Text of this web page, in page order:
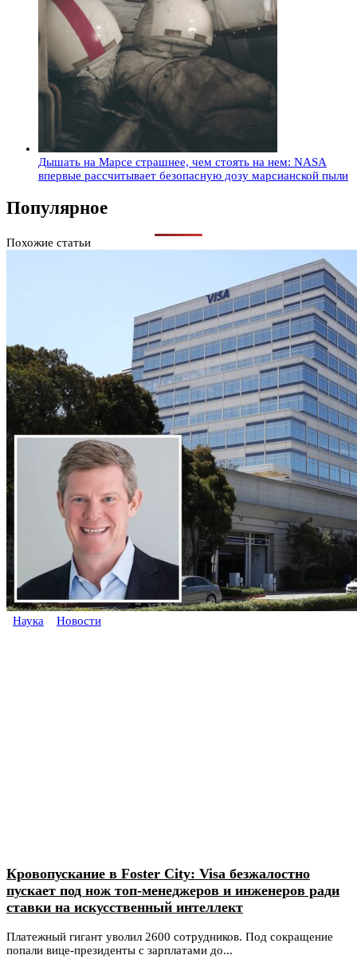
Дышать на Марсе страшнее, чем стоять на нем: NASA
впервые рассчитывает безопасную дозу марсианской пыли
Популярное
Похожие статьи
Наука Новости
Кровопускание в Foster City: Visa безжалостно
пускает под нож топ-менеджеров и инженеров ради
ставки на искусственный интеллект
Платежный гигант уволил 2600 сотрудников. Под сокращение
попали вице-президенты с зарплатами до...